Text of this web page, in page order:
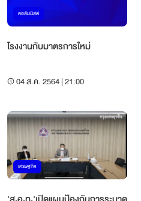
คอลัมนิสต์
โรงงานกับมาตรการใหม่
04 ส.ค. 2564 | 21:00
เศรษฐกิจ